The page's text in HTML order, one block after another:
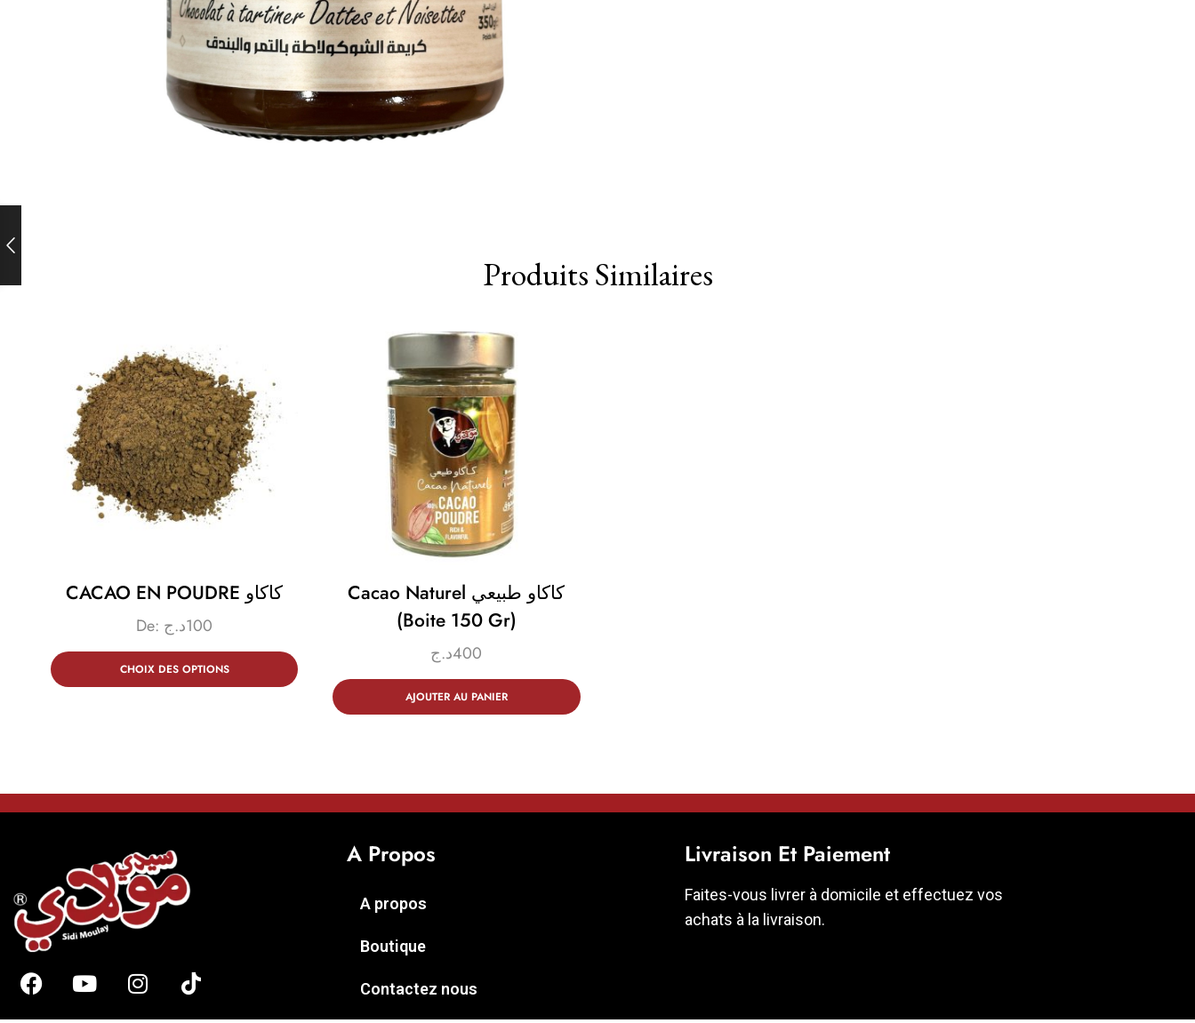
Produits Similaires
CACAO EN POUDRE كاكاو
De: 100د.ج
CHOIX DES OPTIONS
Cacao Naturel كاكاو طبيعي
(Boite 150 Gr)
400د.ج
AJOUTER AU PANIER
A Propos
A propos
Boutique
Contactez nous
Livraison Et Paiement
Faites-vous livrer à domicile et effectuez vos
achats à la livraison.